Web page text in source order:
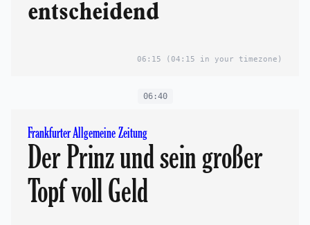
entscheidend
06:15 (04:15 in your timezone)
06:40
Frankfurter Allgemeine Zeitung
Der Prinz und sein großer
Topf voll Geld